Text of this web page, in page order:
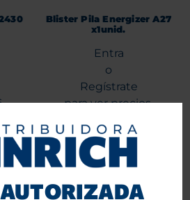
Blister Pila Energizer A27
x1unid.
Entra
o
Regístrate
para ver precios.
Agregar al carrito